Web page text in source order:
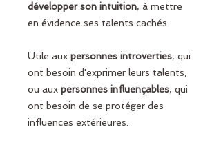
développer son intuition, à mettre
en évidence ses talents cachés.
Utile aux personnes introverties, qui
ont besoin d'exprimer leurs talents,
ou aux personnes influençables, qui
ont besoin de se protéger des
influences extérieures.